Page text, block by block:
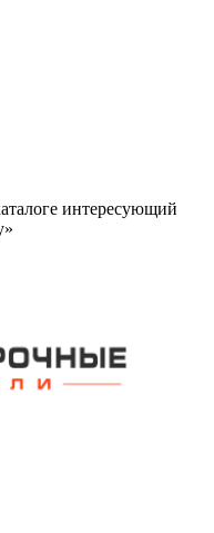
интересующий